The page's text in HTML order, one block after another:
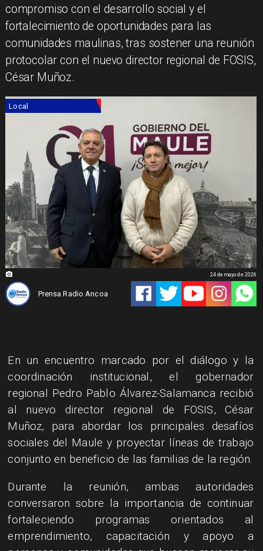
compromiso con el desarrollo social y el
fortalecimiento de oportunidades para las
comunidades maulinas, tras sostener una reunión
protocolar con el nuevo director regional de FOSIS,
César Muñoz.
Local
Prensa Radio Ancoa
24 de mayo de 2026
En un encuentro marcado por el diálogo y la
coordinación institucional, el gobernador
regional Pedro Pablo Álvarez-Salamanca recibió
al nuevo director regional de FOSIS, César
Muñoz, para abordar los principales desafíos
sociales del Maule y proyectar líneas de trabajo
conjunto en beneficio de las familias de la región.
Durante la reunión, ambas autoridades
conversaron sobre la importancia de continuar
fortaleciendo programas orientados al
emprendimiento, capacitación y apoyo a